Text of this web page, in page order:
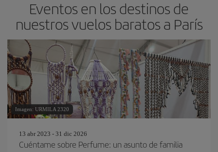
Eventos en los destinos de
nuestros vuelos baratos a París
Imagen: URMILA 2320
13 abr 2023 - 31 dic 2026
Cuéntame sobre Perfume: un asunto de familia